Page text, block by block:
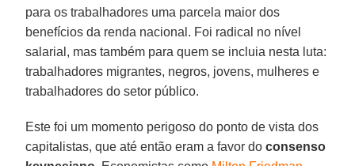
para os trabalhadores uma parcela maior dos
benefícios da renda nacional. Foi radical no nível
salarial, mas também para quem se incluia nesta luta:
trabalhadores migrantes, negros, jovens, mulheres e
trabalhadores do setor público.
Este foi um momento perigoso do ponto de vista dos
capitalistas, que até então eram a favor do consenso